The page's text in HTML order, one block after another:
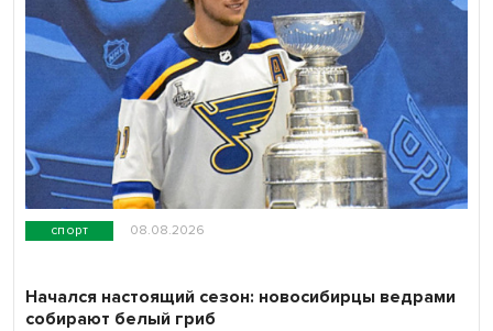
спорт 08.08.2026
Начался настоящий сезон: новосибирцы ведрами
собирают белый гриб